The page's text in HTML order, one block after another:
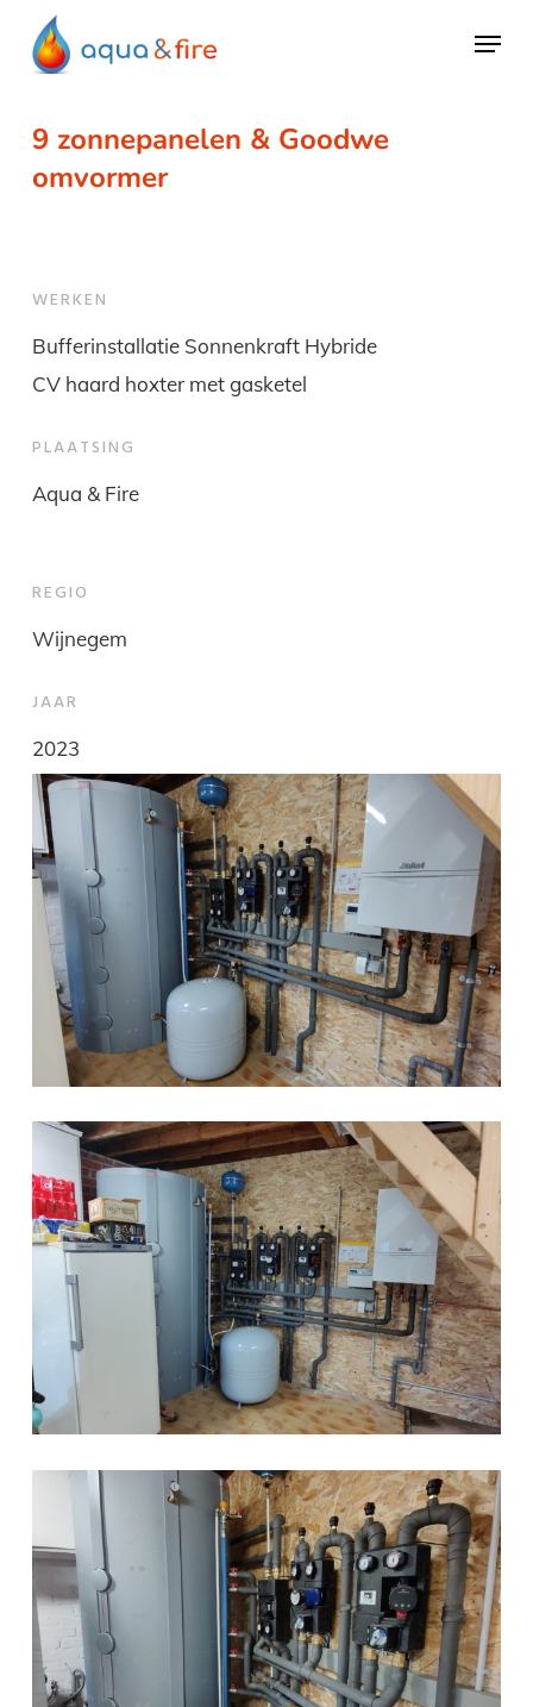
content
Menu
9 zonnepanelen & Goodwe
omvormer
WERKEN
Bufferinstallatie Sonnenkraft Hybride
CV haard hoxter met gasketel
PLAATSING
Aqua & Fire
REGIO
Wijnegem
JAAR
2023